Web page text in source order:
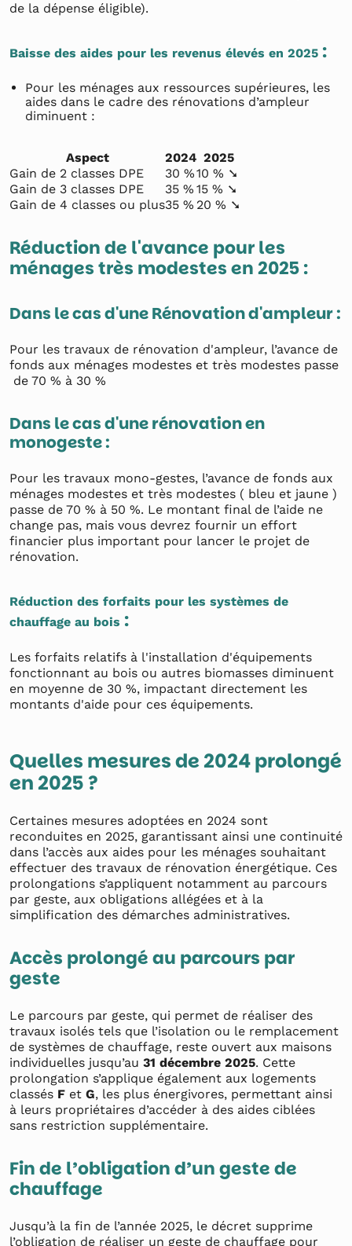
de la dépense éligible).
Baisse des aides pour les revenus élevés en 2025 :
Pour les ménages aux ressources supérieures, les
aides dans le cadre des rénovations d’ampleur
diminuent :
Aspect 2024 2025
Gain de 2 classes DPE
30 %10 % ➘
Gain de 3 classes DPE
35 % 15 % ➘
Gain de 4 classes ou plus35 % 20 % ➘
Réduction de l'avance pour les
ménages très modestes en 2025 :
Dans le cas d'une Rénovation d'ampleur :
Pour les travaux de rénovation d'ampleur, l’avance de
fonds aux ménages modestes et très modestes passe
de 70 % à 30 %
Dans le cas d'une rénovation en
monogeste :
Pour les travaux mono-gestes, l’avance de fonds aux
ménages modestes et très modestes ( bleu et jaune )
passe de 70 % à 50 %. Le montant final de l’aide ne
change pas, mais vous devrez fournir un effort
financier plus important pour lancer le projet de
rénovation.
Réduction des forfaits pour les systèmes de
chauffage au bois :
Les forfaits relatifs à l'installation d'équipements
fonctionnant au bois ou autres biomasses diminuent
en moyenne de 30 %, impactant directement les
montants d'aide pour ces équipements.
Quelles mesures de 2024 prolongé
en 2025 ?
Certaines mesures adoptées en 2024 sont
reconduites en 2025, garantissant ainsi une continuité
dans l’accès aux aides pour les ménages souhaitant
effectuer des travaux de rénovation énergétique. Ces
prolongations s’appliquent notamment au parcours
par geste, aux obligations allégées et à la
simplification des démarches administratives.
Accès prolongé au parcours par
geste
Le parcours par geste, qui permet de réaliser des
travaux isolés tels que l’isolation ou le remplacement
de systèmes de chauffage, reste ouvert aux maisons
individuelles jusqu’au 31 décembre 2025. Cette
prolongation s’applique également aux logements
classés F et G, les plus énergivores, permettant ainsi
à leurs propriétaires d’accéder à des aides ciblées
sans restriction supplémentaire.
Fin de l’obligation d’un geste de
chauffage
Jusqu’à la fin de l’année 2025, le décret supprime
l’obligation de réaliser un geste de chauffage pour